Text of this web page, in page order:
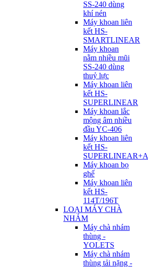
SS-240 dùng
khí nén
Máy khoan liên
kết HS-
SMARTLINEAR
Máy khoan
nằm nhiều mũi
SS-240 dùng
thuỷ lực
Máy khoan liên
kết HS-
SUPERLINEAR
Máy khoan lắc
mộng âm nhiều
đầu YC-406
Máy khoan liên
kết HS-
SUPERLINEAR+A
Máy khoan bọ
ghế
Máy khoan liên
kết HS-
114T/196T
LOẠI MÁY CHÀ
NHÁM
Máy chà nhám
thùng -
YOLETS
Máy chà nhám
thùng tải nặng -